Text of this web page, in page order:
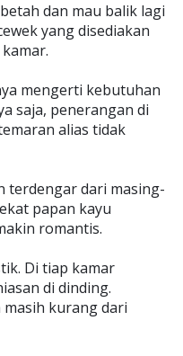
dan mau balik lagi
yang disediakan
mengerti kebutuhan
saja, penerangan di
alias tidak
terdengar dari masing-
papan kayu
romantis.
Di tiap kamar
di dinding.
kurang dari